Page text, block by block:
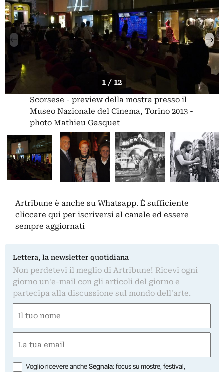
1 / 12
Scorsese - preview della mostra presso il
Museo Nazionale del Cinema, Torino 2013 -
photo Mathieu Gasquet
Artribune è anche su Whatsapp. È sufficiente
cliccare qui per iscriversi al canale ed essere
sempre aggiornati
Lettera, la newsletter quotidiana
Non perdetevi il meglio di Artribune! Ricevi ogni
giorno un'e-mail con gli articoli del giorno e
partecipa alla discussione sul mondo dell'arte.
(Obbligatorio)
(Obbligatorio)
Opzioni
Voglio ricevere ancheSegnala: focus su mostre, festival,